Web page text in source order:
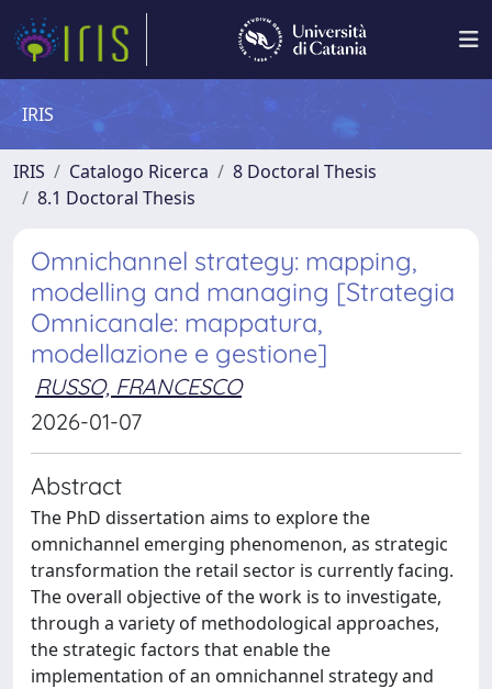
IRIS
IRIS Catalogo Ricerca
8 Doctoral Thesis
8.1 Doctoral Thesis
Omnichannel strategy: mapping,
modelling and managing [Strategia
Omnicanale: mappatura,
modellazione e gestione]
RUSSO, FRANCESCO
2026-01-07
Abstract
The PhD dissertation aims to explore the
omnichannel emerging phenomenon, as strategic
transformation the retail sector is currently facing.
The overall objective of the work is to investigate,
through a variety of methodological approaches,
the strategic factors that enable the
implementation of an omnichannel strategy and